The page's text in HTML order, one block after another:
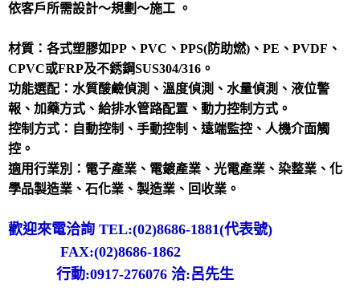
依客戶所需設計～規劃～施工 。
材質：各式塑膠如PP、PVC、PPS(防助燃)、PE、PVDF、
CPVC或FRP及不銹鋼SUS304/316。
功能選配：水質酸鹼偵測、溫度偵測、水量偵測、液位警
報、加藥方式、給排水管路配置、動力控制方式。
控制方式：自動控制、手動控制、遠端監控、人機介面觸
控。
適用行業別：電子產業、電鍍產業、光電產業、染整業、化
學品製造業、石化業、製造業、回收業。
歡迎來電洽詢 TEL:(02)8686-1881(代表號)
FAX:(02)8686-1862
行動:0917-276076 洽:呂先生